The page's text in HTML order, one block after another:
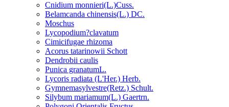
Cnidium monnieri(L.)Cuss.
Belamcanda chinensis(L.) DC.
Moschus
Lycopodium?clavatum
Cimicifugae rhizoma
Acorus tatarinowii Schott
Dendrobii caulis
Punica granatumL.
Lycoris radiata (L'Her.) Herb.
Gymnemasylvestre(Retz.) Schult.
Silybum mariamum(L.) Gaertrn.